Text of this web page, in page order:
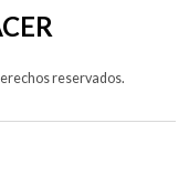
reservados.